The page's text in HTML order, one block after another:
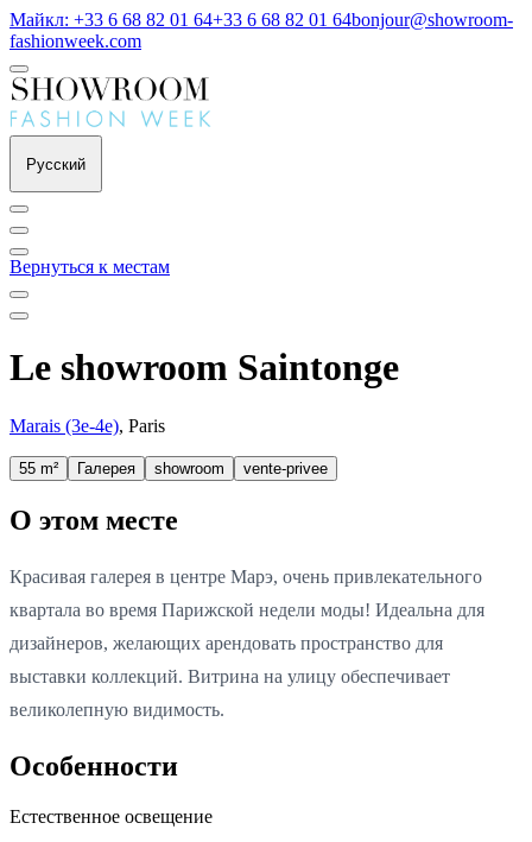
Майкл: +33 6 68 82 01 64+33 6 68 82 01 64bonjour@showroom-
fashionweek.com
Русский
Вернуться к местам
Le showroom Saintonge
Marais (3e-4e), Paris
55 m² Галерея showroom vente-privee
О этом месте
Красивая галерея в центре Марэ, очень привлекательного
квартала во время Парижской недели моды! Идеальна для
дизайнеров, желающих арендовать пространство для
выставки коллекций. Витрина на улицу обеспечивает
великолепную видимость.
Особенности
Естественное освещение